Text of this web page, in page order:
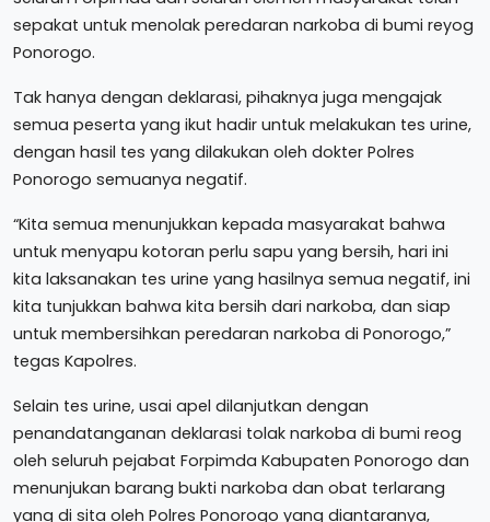
sepakat untuk menolak peredaran narkoba di bumi reyog
Ponorogo.
Tak hanya dengan deklarasi, pihaknya juga mengajak
semua peserta yang ikut hadir untuk melakukan tes urine,
dengan hasil tes yang dilakukan oleh dokter Polres
Ponorogo semuanya negatif.
“Kita semua menunjukkan kepada masyarakat bahwa
untuk menyapu kotoran perlu sapu yang bersih, hari ini
kita laksanakan tes urine yang hasilnya semua negatif, ini
kita tunjukkan bahwa kita bersih dari narkoba, dan siap
untuk membersihkan peredaran narkoba di Ponorogo,”
tegas Kapolres.
Selain tes urine, usai apel dilanjutkan dengan
penandatanganan deklarasi tolak narkoba di bumi reog
oleh seluruh pejabat Forpimda Kabupaten Ponorogo dan
menunjukan barang bukti narkoba dan obat terlarang
yang di sita oleh Polres Ponorogo yang diantaranya,